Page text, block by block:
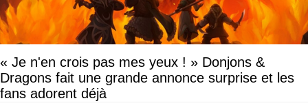
« Je n'en crois pas mes yeux ! » Donjons &
Dragons fait une grande annonce surprise et les
fans adorent déjà